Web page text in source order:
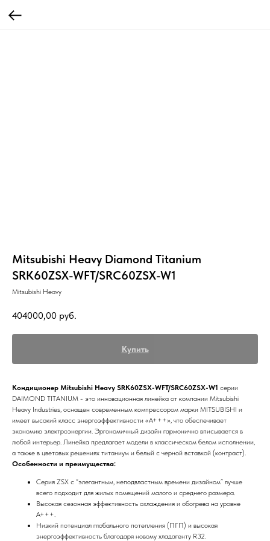
Mitsubishi Heavy Diamond Titanium
SRK60ZSX-WFT/SRC60ZSX-W1
Mitsubishi Heavy
404000,00 руб.
Купить
Кондиционер Mitsubishi Heavy SRK60ZSX-WFT/SRC60ZSX-W1 серии
DAIMOND TITANIUM - это инновационная линейка от компании Mitsubishi
Heavy Industries, оснащен современным компрессором марки MITSUBISHI и
имеет высокий класс энергоэффективности «A+++», что обеспечивает
экономию электроэнергии. Эргономичный дизайн гармонично вписывается в
любой интерьер. Линейка предлагает модели в классическом белом исполнении,
а также в цветовых решениях титаниум и белый с черной вставкой (контраст).
Особенности и преимущества:
Серия ZSX с “элегантным, неподвластным времени дизайном” лучше
всего подходит для жилых помещений малого и среднего размера.
Высокая сезонная эффективность охлаждения и обогрева на уровне
А+++.
Низкий потенциал глобального потепления (ПГП) и высокая
энергоэффективность благодаря новому хладагенту R32.